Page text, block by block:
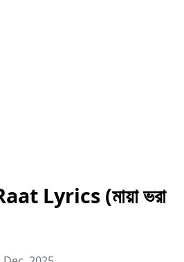
Lyrics (মায়া ভরা